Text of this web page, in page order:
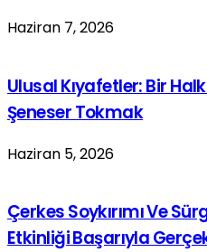
Haziran 7, 2026
Ulusal Kıyafetler: Bir
Şeneser Tokmak
Haziran 5, 2026
Çerkes Soykırımı Ve
Etkinliği Başarıyla